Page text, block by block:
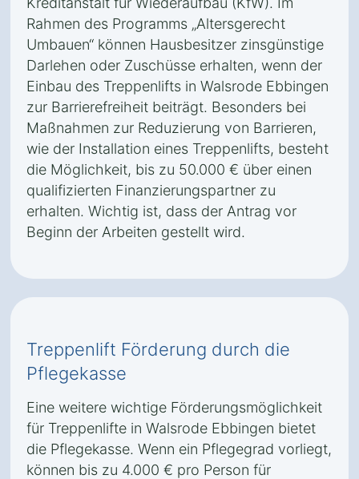
Rahmen des Programms „Altersgerecht
Umbauen“ können Hausbesitzer zinsgünstige
Darlehen oder Zuschüsse erhalten, wenn der
Einbau des Treppenlifts in Walsrode Ebbingen
zur Barrierefreiheit beiträgt. Besonders bei
Maßnahmen zur Reduzierung von Barrieren,
wie der Installation eines Treppenlifts, besteht
die Möglichkeit, bis zu 50.000 € über einen
qualifizierten Finanzierungspartner zu
erhalten. Wichtig ist, dass der Antrag vor
Beginn der Arbeiten gestellt wird.
Treppenlift Förderung durch die
Pflegekasse
Eine weitere wichtige Förderungsmöglichkeit
für Treppenlifte in Walsrode Ebbingen bietet
die Pflegekasse. Wenn ein Pflegegrad vorliegt,
können bis zu 4.000 € pro Person für